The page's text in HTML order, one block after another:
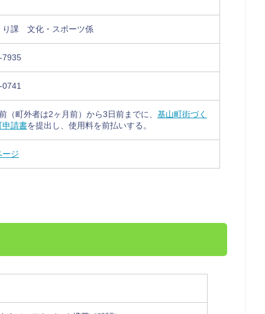
り課 文化・スポーツ係
7935
0741
（町外者は2ヶ月前）から3日前までに、 基山町街づく
申請書を提出し、使用料を前払いする。
ージ